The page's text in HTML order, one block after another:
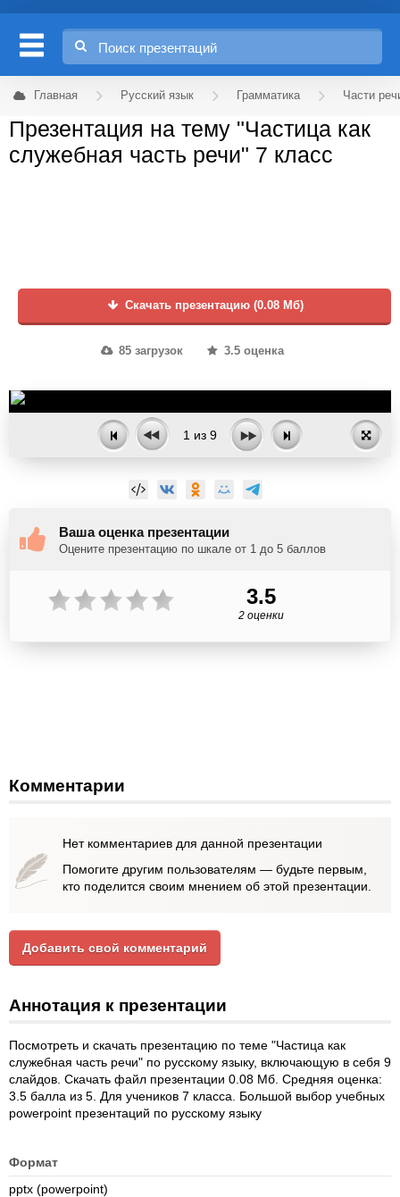
Главная Русский язык Грамматика Части
Презентация на тему "Частица как
служебная часть речи" 7 класс
Скачать презентацию (0.08 Мб)
85 загрузок 3.5 оценка
1 из 9
Ваша оценка презентации
Оцените презентацию по шкале от 1 до 5 баллов
3.5
2 оценки
Комментарии
Нет комментариев для данной презентации
Помогите другим пользователям — будьте первым,
кто поделится своим мнением об этой презентации.
Добавить свой комментарий
Аннотация к презентации
Посмотреть и скачать презентацию по теме "Частица как
служебная часть речи" по русскому языку, включающую в себя 9
слайдов. Скачать файл презентации 0.08 Мб. Средняя оценка:
3.5 балла из 5. Для учеников 7 класса. Большой выбор учебных
powerpoint презентаций по русскому языку
Формат
pptx (powerpoint)